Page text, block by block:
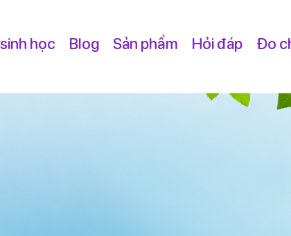
học Blog Sản phẩm Hỏi đáp Đo